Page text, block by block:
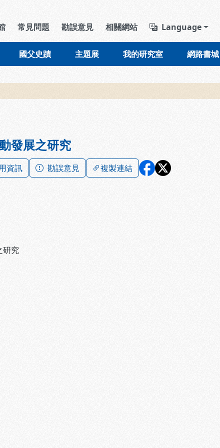
導覽列區塊
常見問題 勘誤意見 相關網站 Language
國父史蹟 主題展 我的研究室 網路書城
發展之研究
資訊 勘誤意見 複製連結
研究